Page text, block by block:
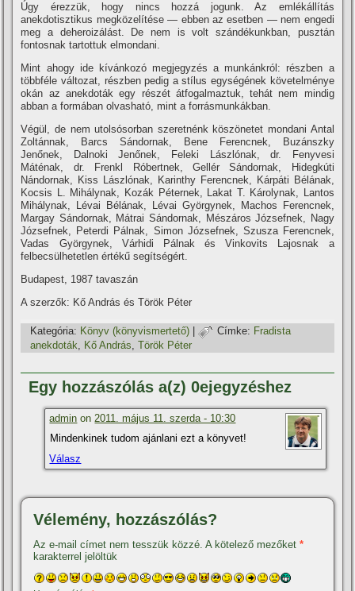
Úgy érezzük, hogy nincs hozzá jogunk. Az emlékállí­tás
anekdotisztikus megközelí­tése — ebben az esetben — nem engedi
meg a deheroizálást. De nem is volt szándékunkban, pusztán
fontosnak tartottuk elmondani.
Mint ahogy ide kí­vánkozó megjegyzés a munkánkról: részben a
többféle változat, részben pedig a stí­lus egységének követelménye
okán az anekdoták egy részét átfogalmaztuk, tehát nem mindig
abban a formában olvasható, mint a forrásmunkákban.
Végül, de nem utolsósorban szeretnénk köszönetet mondani Antal
Zoltánnak, Barcs Sándornak, Bene Ferencnek, Buzánszky
Jenőnek, Dalnoki Jenőnek, Feleki Lászlónak, dr. Fenyvesi
Máténak, dr. Frenkl Róbertnek, Gellér Sándornak, Hidegkúti
Nándornak, Kiss Lászlónak, Karinthy Ferencnek, Kárpáti Bélának,
Kocsis L. Mihálynak, Kozák Péternek, Lakat T. Károlynak, Lantos
Mihálynak, Lévai Bélának, Lévai Györgynek, Machos Ferencnek,
Margay Sándornak, Mátrai Sándornak, Mészáros Józsefnek, Nagy
Józsefnek, Peterdi Pálnak, Simon Józsefnek, Szusza Ferencnek,
Vadas Györgynek, Várhidi Pálnak és Vinkovits Lajosnak a
felbecsülhetetlen értékű segí­tségért.
Budapest, 1987 tavaszán
A szerzők: Kő András és Török Péter
Kategória: Könyv (könyvismertető) | Címke: Fradista
anekdoták, Kő András,Török Péter
Egy hozzászólás a(z) 0ejegyzéshez
admin on2011. május 11. szerda - 10:30
Mindenkinek tudom ajánlani ezt a könyvet!
Válasz
Vélemény, hozzászólás?
Az e-mail címet nem tesszük közzé. A kötelező mezőket*
karakterrel jelöltük